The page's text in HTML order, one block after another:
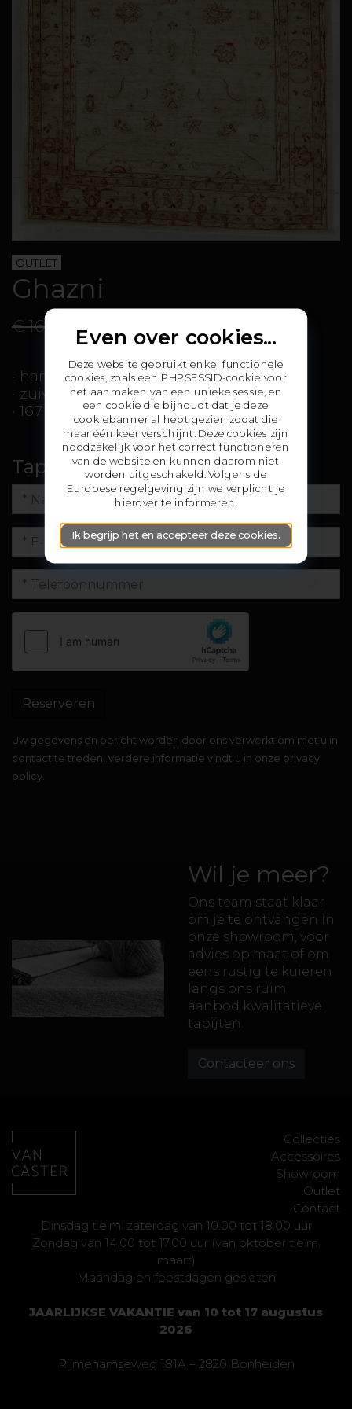
OUTLET
Ghazni
€ 1625.00
• handgeknoopt
• zuiver scheerwol
• 167 x 232 cm
Tapijt reserveren
Uw gegevens en bericht worden door ons verwerkt om met u in
contact te treden. Verdere informatie vindt u in onze privacy
policy.
Wil je meer?
Ons team staat klaar
om je te ontvangen in
onze showroom, voor
advies op maat of om
eens rustig te kuieren
langs ons ruim
aanbod kwalitatieve
tapijten.
Contacteer ons
Dinsdag t.e.m. zaterdag van 10.00 tot 18.00 uur
Zondag van 14.00 tot 17.00 uur (van oktober t.e.m.
maart)
Maandag en feestdagen gesloten
JAARLIJKSE VAKANTIE van 10 tot 17 augustus
2026
Rijmenamseweg 181A – 2820 Bonheiden
Collecties
Accessoires
Showroom
Outlet
Contact
Even over cookies...
Deze website gebruikt enkel functionele
cookies, zoals een PHPSESSID-cookie voor
het aanmaken van een unieke sessie, en
een cookie die bijhoudt dat je deze
cookiebanner al hebt gezien zodat die
maar één keer verschijnt. Deze cookies zijn
noodzakelijk voor het correct functioneren
van de website en kunnen daarom niet
worden uitgeschakeld. Volgens de
Europese regelgeving zijn we verplicht je
hierover te informeren.
Ik begrijp het en accepteer deze cookies.